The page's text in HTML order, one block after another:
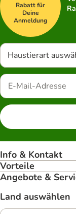
Rabatt für
Deine
Anmeldung
Haustierart
Info & Kontakt
Vorteile
Angebote &
Land auswählen